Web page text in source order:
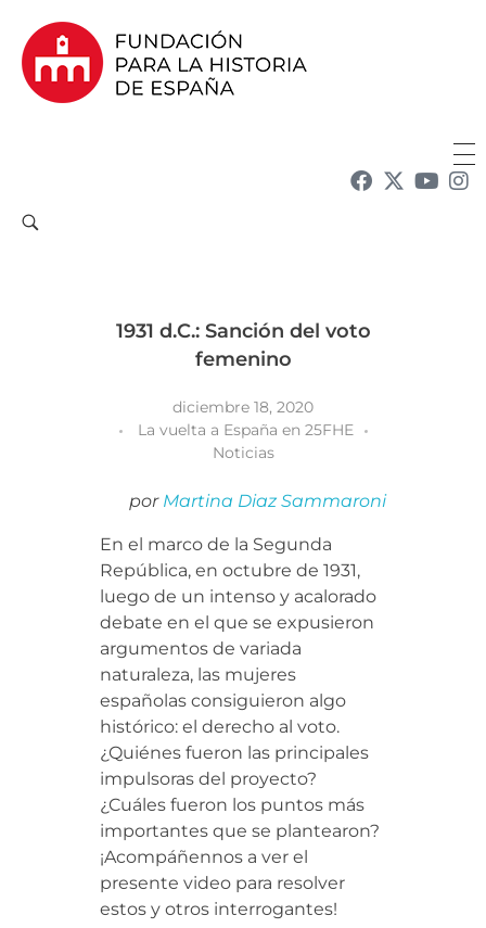
1931 d.C.: Sanción del voto
femenino
diciembre 18, 2020
La vuelta a España en 25FHE
Noticias
por Martina Diaz Sammaroni
En el marco de la Segunda
República, en octubre de 1931,
luego de un intenso y acalorado
debate en el que se expusieron
argumentos de variada
naturaleza, las mujeres
españolas consiguieron algo
histórico: el derecho al voto.
¿Quiénes fueron las principales
impulsoras del proyecto?
¿Cuáles fueron los puntos más
importantes que se plantearon?
¡Acompáñennos a ver el
presente video para resolver
estos y otros interrogantes!